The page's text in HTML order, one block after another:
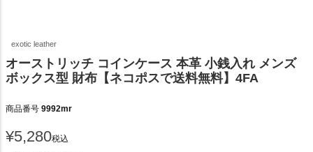
exotic leather
オーストリッチ コインケース 本革 小銭入れ メンズ
ボックス型 財布【ネコポスで送料無料】4FA
商品番号 9992mr
¥5,280税込